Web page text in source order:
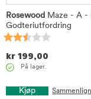
Rosewood Maze - A -
Godteriutfordring
kr 199,00
På lager.
Kjøp Sammenlign